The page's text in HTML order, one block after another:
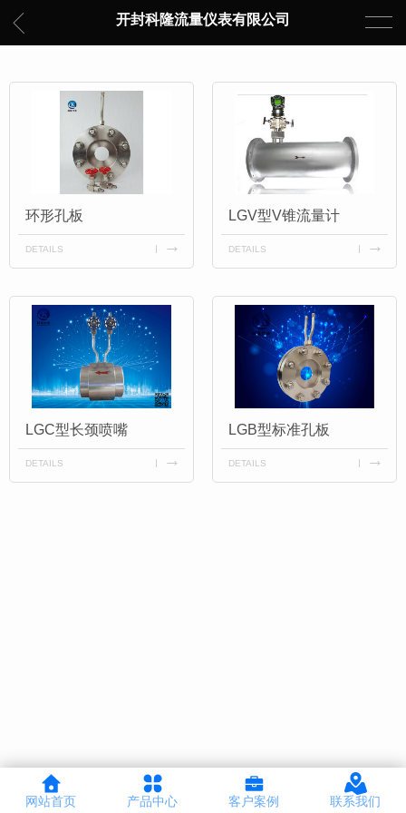
开封科隆流量仪表有限公司
环形孔板
DETAILS
LGV型V锥流量计
DETAILS
LGC型长颈喷嘴
DETAILS
LGB型标准孔板
DETAILS
网站首页 产品中心 客户案例 联系我们